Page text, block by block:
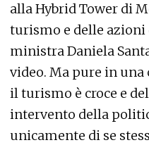
alla Hybrid Tower di
turismo e delle azioni
ministra Daniela
video. Ma pure in una
il turismo è croce e
intervento della
unicamente di se